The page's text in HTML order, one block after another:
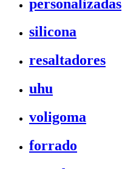
personalizadas
silicona
resaltadores
uhu
voligoma
forrado